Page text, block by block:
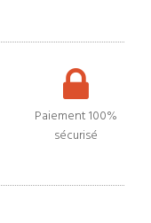
Paiement 100%
sécurisé